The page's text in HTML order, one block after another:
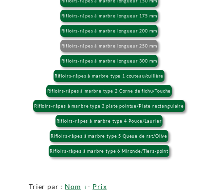
Rifloirs-râpes à marbre longueur 175 mm
Rifloirs-râpes à marbre longueur 200 mm
Rifloirs-râpes à marbre longueur 250 mm
Rifloirs-râpes à marbre longueur 300 mm
Rifloirs-râpes à marbre type 1 couteau/cuillère
Rifloirs-râpes à marbre type 2 Corne de fichu/Touche
Rifloirs-râpes à marbre type 3 plate pointue/Plate rectangulaire
Rifloirs-râpes à marbre type 4 Pouce/Laurier
Rifloirs-râpes à marbre type 5 Queue de rat/Olive
Rifloirs-râpes à marbre type 6 Mironde/Tiers-point
Trier par : Nom - Prix